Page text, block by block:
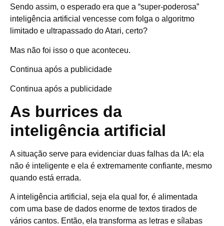
Sendo assim, o esperado era que a “super-poderosa”
inteligência artificial vencesse com folga o algoritmo
limitado e ultrapassado do Atari, certo?
Mas não foi isso o que aconteceu.
Continua após a publicidade
Continua após a publicidade
As burrices da
inteligência artificial
A situação serve para evidenciar duas falhas da IA: ela
não é inteligente e ela é extremamente confiante, mesmo
quando está errada.
A inteligência artificial, seja ela qual for, é alimentada
com uma base de dados enorme de textos tirados de
vários cantos. Então, ela transforma as letras e sílabas